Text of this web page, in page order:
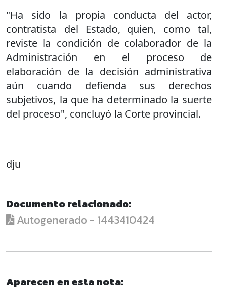
"Ha sido la propia conducta del actor,
contratista del Estado, quien, como tal,
reviste la condición de colaborador de la
Administración en el proceso de
elaboración de la decisión administrativa
aún cuando defienda sus derechos
subjetivos, la que ha determinado la suerte
del proceso", concluyó la Corte provincial.
dju
Documento relacionado:
Autogenerado - 1443410424
Aparecen en esta nota: